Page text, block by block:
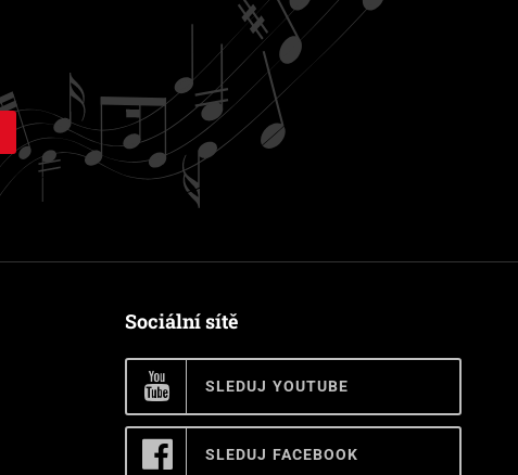
Sociální sítě
SLEDUJ YOUTUBE
SLEDUJ FACEBOOK